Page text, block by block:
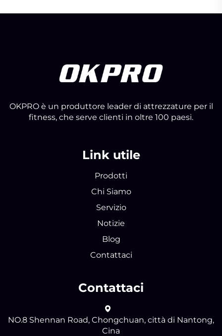
OKPRO è un produttore leader di attrezzature per il
fitness, che serve clienti in oltre 100 paesi.
Link utile
Prodotti
Chi Siamo
Servizio
Notizie
Blog
Contattaci
Contattaci
NO.8 Shennan Road, Chongchuan, città di Nantong,
Cina